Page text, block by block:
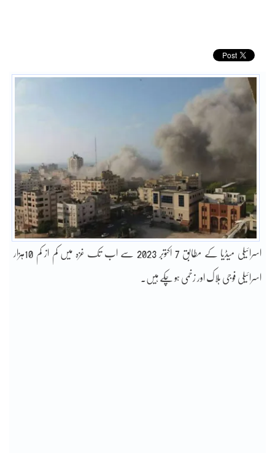
اسرائیلی میڈیا کے مطابق 7 اکتوبر 2023 سے اب تک غزہ میں کم از کم 10ہزار
اسرائیلی فوجی ہلاک اور زخمی ہو چکے ہیں۔